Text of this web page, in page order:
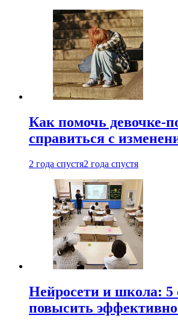
Как помочь девочке-
справиться с
2 года спустя2 года спустя
Нейросети и школа: 5
повысить